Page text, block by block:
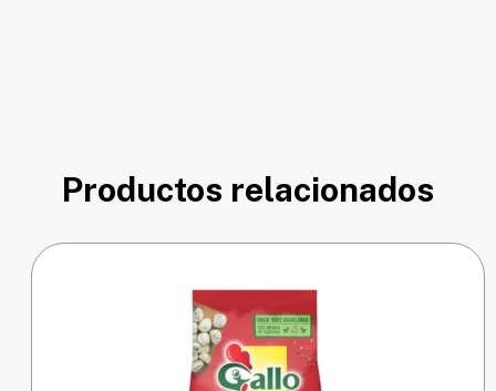
Productos relacionados